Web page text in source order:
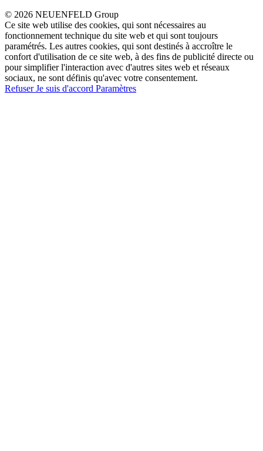
© 2026 NEUENFELD Group
Ce site web utilise des cookies, qui sont nécessaires au
fonctionnement technique du site web et qui sont toujours
paramétrés. Les autres cookies, qui sont destinés à accroître le
confort d'utilisation de ce site web, à des fins de publicité directe ou
pour simplifier l'interaction avec d'autres sites web et réseaux
sociaux, ne sont définis qu'avec votre consentement.
RefuserJe suis d'accord Paramètres